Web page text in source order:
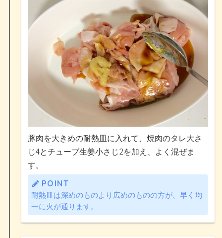
豚肉を大きめの耐熱皿に入れて、焼肉のタレ大さ
じ4とチューブ生姜小さじ2を加え、よく混ぜま
す。
POINT
耐熱皿は深めのものより広めのものの方が、早く均
一に火が通ります。